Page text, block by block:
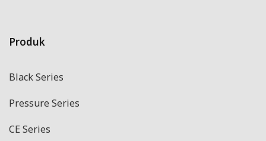
Produk
Black Series
Pressure Series
CE Series